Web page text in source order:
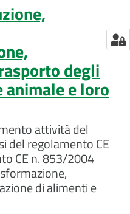
degli
e loro
attività del
del regolamento CE
CE n. 853/2004
di alimenti e